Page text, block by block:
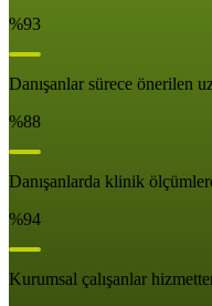
%93
Danışanlar sürece önerilen
%88
Danışanlarda klinik
%94
Kurumsal çalışanlar